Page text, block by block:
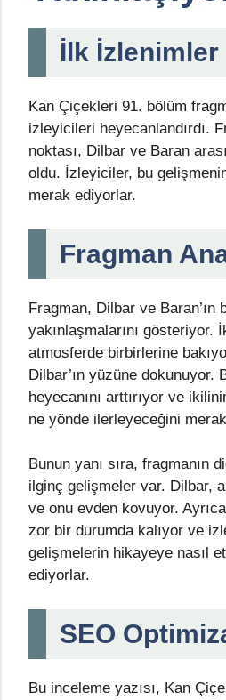
İlk İzlenimler
Kan Çiçekleri 91. bölüm
izleyicileri heyecanlandırdı.
noktası, Dilbar ve Baran
oldu. İzleyiciler, bu
merak ediyorlar.
Fragman
Fragman, Dilbar ve Baran’ın
yakınlaşmalarını gösteriyor.
atmosferde birbirlerine
Dilbar’ın yüzüne
heyecanını arttırıyor ve
ne yönde ilerleyeceğini
Bunun yanı sıra, fragmanın
ilginç gelişmeler var. Dilbar,
ve onu evden kovuyor.
zor bir durumda kalıyor ve
gelişmelerin hikayeye nasıl
ediyorlar.
SEO
Bu inceleme yazısı, Kan